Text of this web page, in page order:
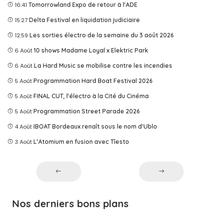
16:41 Tomorrowland Expo de retour à l'ADE
15:27 Delta Festival en liquidation judiciaire
12:59 Les sorties électro de la semaine du 3 août 2026
6 Août 10 shows Madame Loyal x Elektric Park
6 Août La Hard Music se mobilise contre les incendies
5 Août Programmation Hard Boat Festival 2026
5 Août FINAL CUT, l'électro à la Cité du Cinéma
5 Août Programmation Street Parade 2026
4 Août IBOAT Bordeaux renaît sous le nom d'Ublo
3 Août L’Atomium en fusion avec Tîesto
Nos derniers bons plans